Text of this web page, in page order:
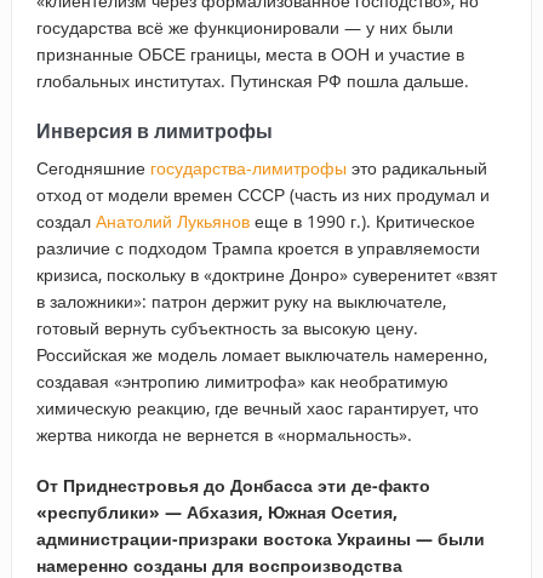
государства всё же функционировали — у них были
признанные ОБСЕ границы, места в ООН и участие в
глобальных институтах. Путинская РФ пошла дальше.
Инверсия в лимитрофы
Сегодняшние государства-лимитрофы это радикальный
отход от модели времен СССР (часть из них продумал и
создал Анатолий Лукьяновеще в 1990 г.). Критическое
различие с подходом Трампа кроется в управляемости
кризиса, поскольку в «доктрине Донро» суверенитет «взят
в заложники»: патрон держит руку на выключателе,
готовый вернуть субъектность за высокую цену.
Российская же модель ломает выключатель намеренно,
создавая «энтропию лимитрофа» как необратимую
химическую реакцию, где вечный хаос гарантирует, что
жертва никогда не вернется в «нормальность».
От Приднестровья до Донбасса эти де-факто
«республики» — Абхазия, Южная Осетия,
администрации-призраки востока Украины — были
намеренно созданы для воспроизводства